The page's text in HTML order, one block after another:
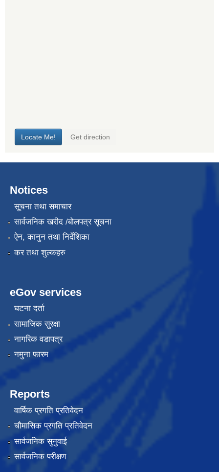
Notices
सूचना तथा समाचार
सार्वजनिक खरीद /बोलपत्र सूचना
ऐन, कानुन तथा निर्देशिका
कर तथा शुल्कहरु
eGov services
घटना दर्ता
सामाजिक सुरक्षा
नागरिक वडापत्र
नमुना फारम
Reports
वार्षिक प्रगति प्रतिवेदन
चौमासिक प्रगति प्रतिवेदन
सार्वजनिक सुनुवाई
सार्वजनिक परीक्षण